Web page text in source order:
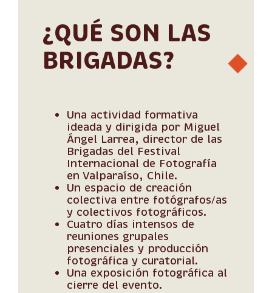
¿QUÉ SON LAS
BRIGADAS?
Una actividad formativa
ideada y dirigida por Miguel
Ángel Larrea, director de las
Brigadas del Festival
Internacional de Fotografía
en Valparaíso, Chile.
Un espacio de creación
colectiva entre fotógrafos/as
y colectivos fotográficos.
Cuatro días intensos de
reuniones grupales
presenciales y producción
fotográfica y curatorial.
Una exposición fotográfica al
cierre del evento.